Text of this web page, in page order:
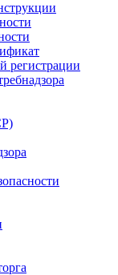
регистрации